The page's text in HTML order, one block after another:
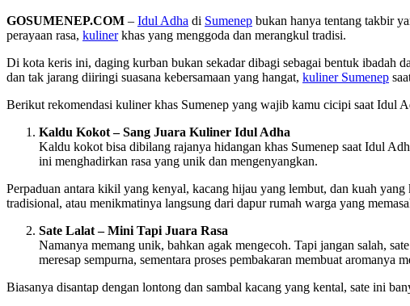
GOSUMENEP.COM – Idul Adha di Sumenep bukan hanya tentang takbir
perayaan rasa, kulinerkhas yang menggoda dan merangkul tradisi.
Di kota keris ini, daging kurban bukan sekadar dibagi sebagai bentuk ibadah
dan tak jarang diiringi suasana kebersamaan yang hangat, kuliner Sumenep
Berikut rekomendasi kuliner khas Sumenep yang wajib kamu cicipi saat Idul
Kaldu Kokot – Sang Juara Kuliner Idul Adha
Kaldu kokot bisa dibilang rajanya hidangan khas Sumenep saat Idul
ini menghadirkan rasa yang unik dan mengenyangkan.
Perpaduan antara kikil yang kenyal, kacang hijau yang lembut, dan kuah
tradisional, atau menikmatinya langsung dari dapur rumah warga yang
Sate Lalat – Mini Tapi Juara Rasa
Namanya memang unik, bahkan agak mengecoh. Tapi jangan salah,
meresap sempurna, sementara proses pembakaran membuat aromanya
Biasanya disantap dengan lontong dan sambal kacang yang kental, sate ini